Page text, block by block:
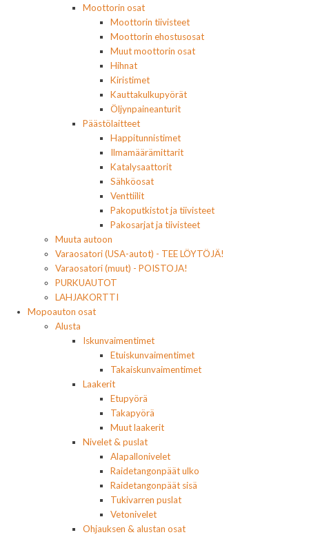
Moottorin osat
Moottorin tiivisteet
Moottorin ehostusosat
Muut moottorin osat
Hihnat
Kiristimet
Kauttakulkupyörät
Öljynpaineanturit
Päästölaitteet
Happitunnistimet
Ilmamäärämittarit
Katalysaattorit
Sähköosat
Venttiilit
Pakoputkistot ja tiivisteet
Pakosarjat ja tiivisteet
Muuta autoon
Varaosatori (USA-autot) - TEE LÖYTÖJÄ!
Varaosatori (muut) - POISTOJA!
PURKUAUTOT
LAHJAKORTTI
Mopoauton osat
Alusta
Iskunvaimentimet
Etuiskunvaimentimet
Takaiskunvaimentimet
Laakerit
Etupyörä
Takapyörä
Muut laakerit
Nivelet & puslat
Alapallonivelet
Raidetangonpäät ulko
Raidetangonpäät sisä
Tukivarren puslat
Vetonivelet
Ohjauksen & alustan osat